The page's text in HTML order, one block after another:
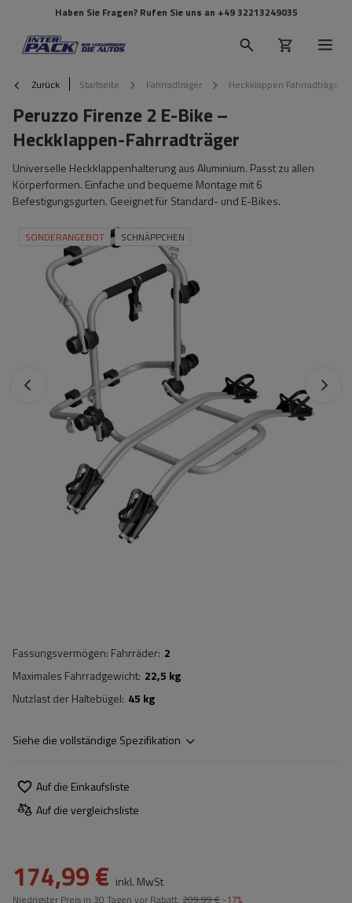
Haben Sie Fragen? Rufen Sie uns an +49 32213249035
Zurück Startseite Fahrradträger Heckklappen Fahrradträger
Peruzzo Firenze 2 E-Bike –
Heckklappen-Fahrradträger
Universelle Heckklappenhalterung aus Aluminium. Passt zu allen
Körperformen. Einfache und bequeme Montage mit 6
Befestigungsgurten. Geeignet für Standard- und E-Bikes.
SONDERANGEBOT SCHNÄPPCHEN
Fassungsvermögen: Fahrräder 2
Maximales Fahrradgewicht 22,5 kg
Nutzlast der Haltebügel 45 kg
Siehe die vollständige Spezifikation
Auf die Einkaufsliste
Auf die vergleichsliste
174,99 € inkl. MwSt
Niedrigster Preis in 30 Tagen vor Rabatt: 209,99 € -17%